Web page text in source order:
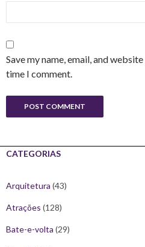
Save my name, email, and
time I comment.
CATEGORIAS
Arquitetura (43)
Atrações (128)
Bate-e-volta (29)